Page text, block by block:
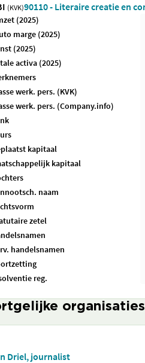
(KVK)90110 - Literaire creatie en
(2025)
marge (2025)
(2025)
activa (2025)
werk. pers. (KVK)
werk. pers. (Company.info)
kapitaal
kapitaal
naam
zetel
handelsnamen
reg.
organisaties
Driel, journalist